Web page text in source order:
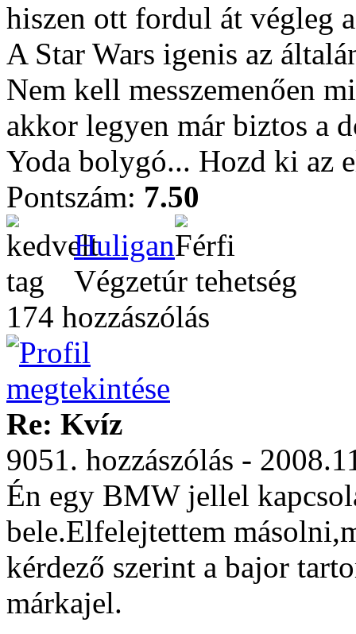
hiszen ott fordul át végleg
A Star Wars igenis az
Nem kell messzemenően
akkor legyen már biztos a
Yoda bolygó... Hozd ki az
Pontszám: 7.50
Huligan
Végzetúr tehetség
174 hozzászólás
Re: Kvíz
9051. hozzászólás -
Én egy BMW jellel
bele.Elfelejtettem
kérdező szerint a bajor
márkajel.